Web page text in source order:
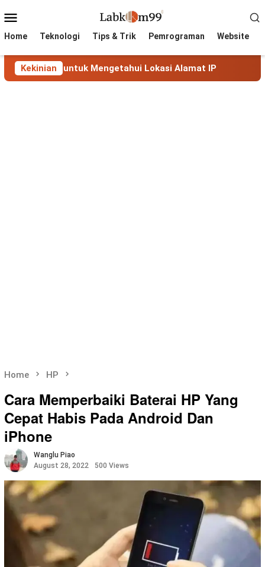
to
Menu
Home Teknologi Tips & Trik Pemrograman Website
Kekinian
Mengetahui Lokasi Alamat IP MaxMind
Home HP
Cara Memperbaiki Baterai HP Yang
Cepat Habis Pada Android Dan
iPhone
Wanglu Piao
August 28, 2022
500 Views